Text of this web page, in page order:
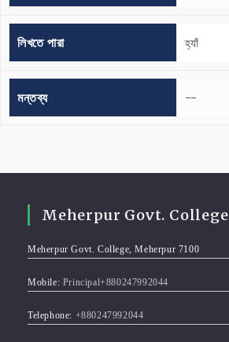
লিখতে পারা হ্যাঁ
মন্তব্য --
Meherpur Govt. College
Meherpur Govt. College, Meherpur 7100
Mobile: Principal+880247992044
Telephone: +880247992044